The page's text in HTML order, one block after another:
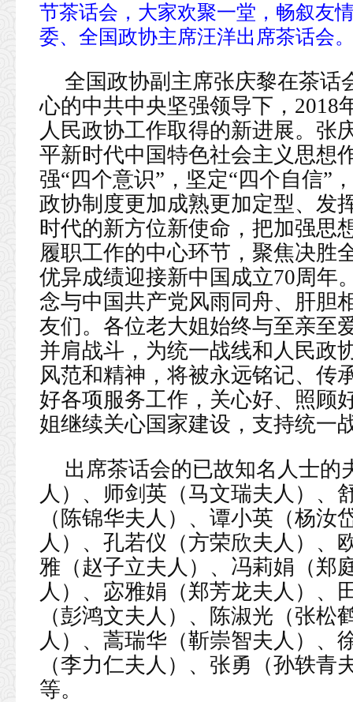
节茶话会，大家欢聚一堂，畅叙友
委、全国政协主席汪洋出席茶话会
全国政协副主席张庆黎在茶话
心的中共中央坚强领导下，2018
人民政协工作取得的新进展。张
平新时代中国特色社会主义思想
强“四个意识”，坚定“四个自信”
政协制度更加成熟更加定型、发
时代的新方位新使命，把加强思
履职工作的中心环节，聚焦决胜
优异成绩迎接新中国成立70周年
念与中国共产党风雨同舟、肝胆
友们。各位老大姐始终与至亲至
并肩战斗，为统一战线和人民政
风范和精神，将被永远铭记、传
好各项服务工作，关心好、照顾
姐继续关心国家建设，支持统一
出席茶话会的已故知名人士的
人）、师剑英（马文瑞夫人）、
（陈锦华夫人）、谭小英（杨
人）、孔若仪（方荣欣夫人）、
雅（赵子立夫人）、冯莉娟（郑
人）、宓雅娟（郑芳龙夫人）、
（彭鸿文夫人）、陈淑光（张松
人）、蒿瑞华（靳崇智夫人）、
（李力仁夫人）、张勇（孙轶
等。